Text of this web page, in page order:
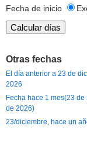
Fecha de inicio
Otras fechas
El día anterior a 23 de
2026
Fecha hace 1 mes(23 de
de 2026)
23/diciembre, hace un